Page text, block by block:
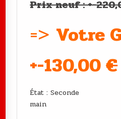
Prix neuf : +-
=> Votre
+-130,00€
État : Seconde